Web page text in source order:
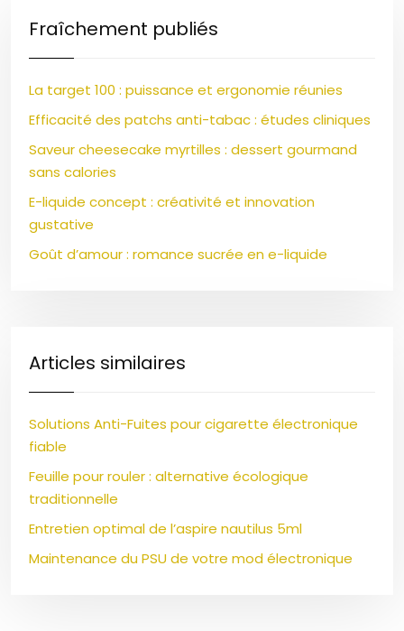
Fraîchement publiés
La target 100 : puissance et ergonomie réunies
Efficacité des patchs anti-tabac : études cliniques
Saveur cheesecake myrtilles : dessert gourmand
sans calories
E-liquide concept : créativité et innovation
gustative
Goût d’amour : romance sucrée en e-liquide
Articles similaires
Solutions Anti-Fuites pour cigarette électronique
fiable
Feuille pour rouler : alternative écologique
traditionnelle
Entretien optimal de l’aspire nautilus 5ml
Maintenance du PSU de votre mod électronique